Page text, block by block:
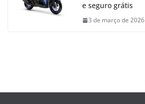
e seguro grátis
3 de março de 2026